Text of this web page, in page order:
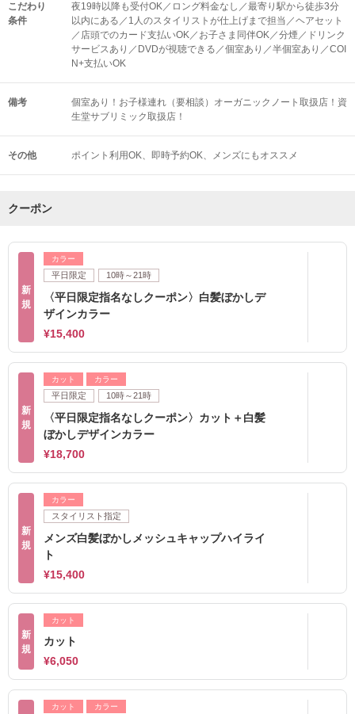
こだわり
条件
夜19時以降も受付OK／ロング料金なし／最寄り駅から徒歩3分
以内にある／1人のスタイリストが仕上げまで担当／ヘアセット
／店頭でのカード支払いOK／お子さま同伴OK／分煙／ドリンク
サービスあり／DVDが視聴できる／個室あり／半個室あり／COI
N+支払いOK
備考
個室あり！お子様連れ（要相談）オーガニックノート取扱店！資
生堂サブリミック取扱店！
その他 ポイント利用OK 即時予約OK メンズにもオススメ
クーポン
新
規
カラー
平日限定 10時～21時
〈平日限定指名なしクーポン〉白髪ぼかしデ
ザインカラー
¥15,400
新
規
カット カラー
平日限定 10時～21時
〈平日限定指名なしクーポン〉カット＋白髪
ぼかしデザインカラー
¥18,700
新
規
カラー
スタイリスト指定
メンズ白髪ぼかしメッシュキャップハイライ
ト
¥15,400
新
規
カット
カット
¥6,050
カット カラー